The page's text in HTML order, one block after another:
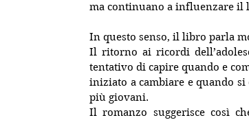
ma continuano a influenzare il
In questo senso, il libro parla
Il ritorno ai ricordi
tentativo di capire quando e
iniziato a cambiare e quando
più giovani.
Il romanzo suggerisce così